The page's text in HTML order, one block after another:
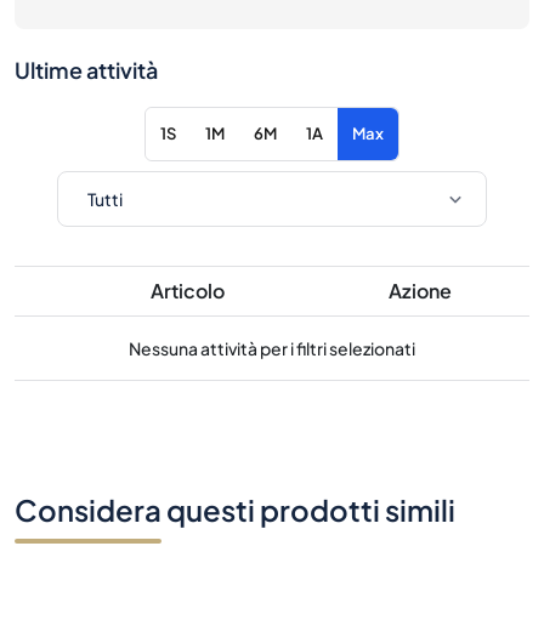
Ultime attività
1S 1M 6M 1A Max
Articolo Azione
Nessuna attività per i filtri selezionati
Considera questi prodotti simili